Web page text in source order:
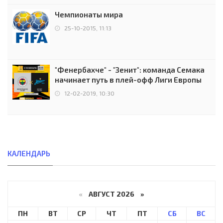
Чемпионаты мира
25-10-2015, 11:13
"Фенербахче" - "Зенит": команда Семака
начинает путь в плей-офф Лиги Европы
12-02-2019, 10:30
КАЛЕНДАРЬ
« АВГУСТ 2026 »
ПН ВТ СР ЧТ ПТ СБ ВС